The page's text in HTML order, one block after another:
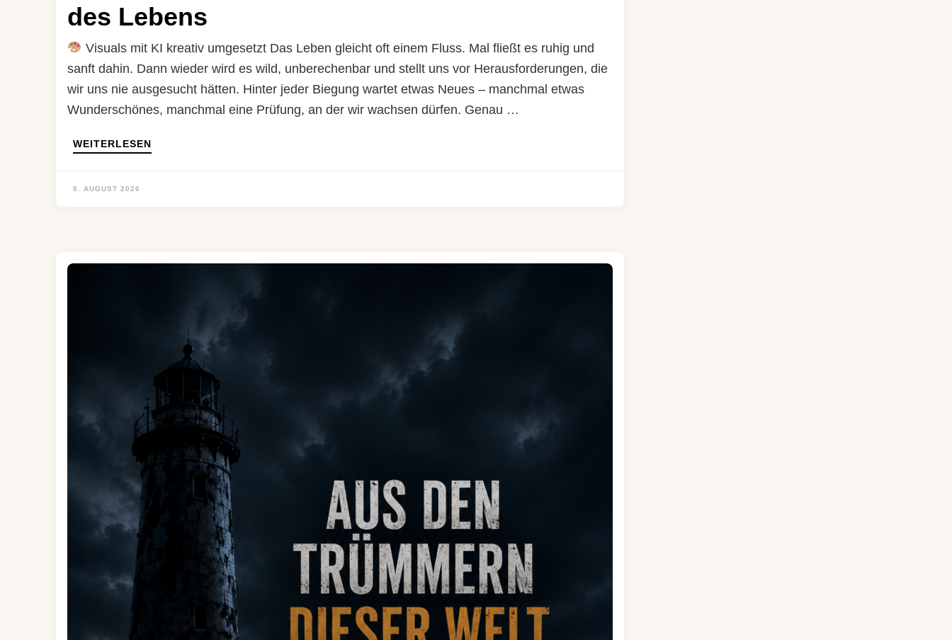
des Lebens
Visuals mit KI kreativ umgesetzt Das Leben gleicht oft einem Fluss. Mal fließt es ruhig und
sanft dahin. Dann wieder wird es wild, unberechenbar und stellt uns vor Herausforderungen, die
wir uns nie ausgesucht hätten. Hinter jeder Biegung wartet etwas Neues – manchmal etwas
Wunderschönes, manchmal eine Prüfung, an der wir wachsen dürfen. Genau …
WEITERLESEN
8. AUGUST 2026